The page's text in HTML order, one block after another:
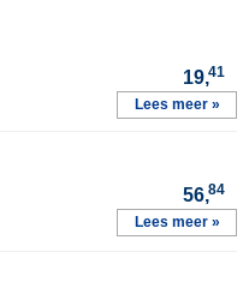
19,41
Lees meer »
56,84
Lees meer »